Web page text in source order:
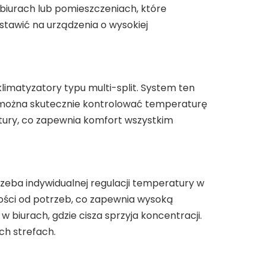
lub pomieszczeniach, które
na urządzenia o wysokiej
typu multi-split. System ten
skutecznie kontrolować temperaturę
co zapewnia komfort wszystkim
indywidualnej regulacji temperatury w
od potrzeb, co zapewnia wysoką
biurach, gdzie cisza sprzyja koncentracji.
strefach.